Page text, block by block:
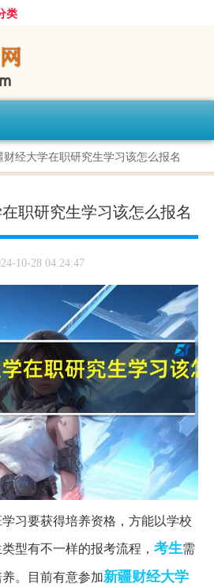
类
财经大学在职研究生学习该怎么报名
职研究生学习该怎么报名
10-28 04:24:47
习要获得培养资格，方能以学校
型有不一样的报考流程， 考生需
。目前有意参加新疆财经大学